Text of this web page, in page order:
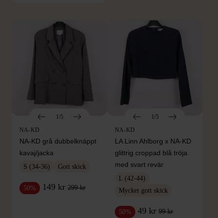
1/5
NA-KD
NA-KD grå dubbelknäppt
kavaj/jacka
S (34-36) Gott skick
50% 149 kr 299 kr
1/5
NA-KD
LA Linn Ahlborg x NA-KD
glittrig croppad blå tröja
med svart revär
L (42-44)
Mycket gott skick
50% 49 kr 99 kr